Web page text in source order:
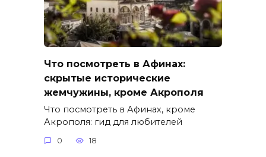
Что посмотреть в Афинах:
скрытые исторические
жемчужины, кроме Акрополя
Что посмотреть в Афинах, кроме
Акрополя: гид для любителей
0 18